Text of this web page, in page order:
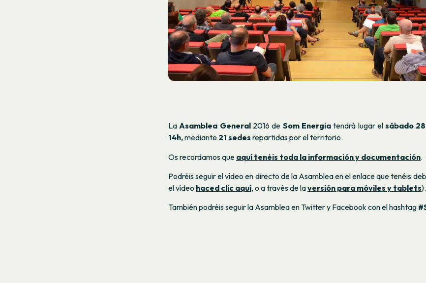
LaAsamblea General2016 de Som Energiatendrá lugar elsábado
14h,mediante 21 sedes repartidas por el territorio.
Os recordamos que aquí tenéis toda la información y documentación.
Podréis seguir el vídeo en directo de la Asamblea en el enlace que tenéis
el vídeo haced clic aquí, o a través de laversión para móviles y tablets).
También podréis seguir la Asamblea en Twitter y Facebook con el hashtag